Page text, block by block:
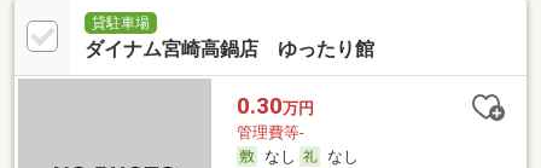
貸駐車場
ダイナム宮崎高鍋店 ゆったり館
0.30万円
管理費等-
なし
なし